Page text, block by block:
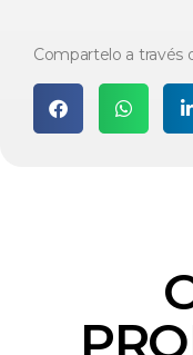
Compartelo a través